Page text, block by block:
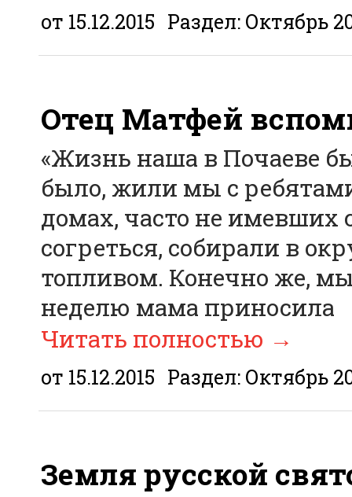
от 15.12.2015 Раздел: Октябрь
Отец Матфей
«Жизнь наша в Почаеве
было, жили мы с
домах, часто не имевших
согреться, собирали в
топливом. Конечно же,
неделю мама приносила
Читать полностью →
от 15.12.2015 Раздел: Октябрь
Земля русской